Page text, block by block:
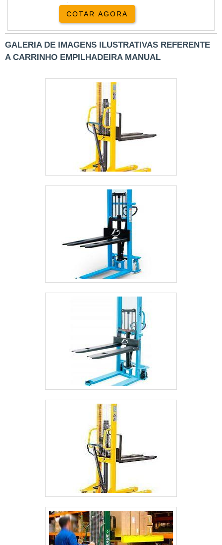
de atuação.É importante lembrar que o
produto deve ser adquirido com empresas
especializadas. Esse tipo de cuidado
ajuda a garantir a qualidade e
durabilidade dos materiais, além de evitar
de peças defeituosas. Assim, é possível
poupar gastos desnecessários. MAIS
DETALHES SOBRE AS PEÇAS PARA
TRANSPALETEIRASSe alguém quer
achar peças para transpaleteiras em uma
empresa altamente qualificada, acha a L3
Rodas. Na organização, é possível
encontrar peças de reposição para
sempre a qualidade final para a
fidelização do cliente.Ainda focando em
peças para transpaleteiras, sempre deve-
se buscar uma empresa que tenha
produtos e serviços com ótima qualidade
e proteção, pontos importantes que ficam
de fora no planejamento de empresas que
visam apenas o lucro, deixando a desejar
nos outros fatores.Existem muitas formas
diferentes de demonstrar conhecimento e
autoridade em uma área de atuação. Os
motivos pelos quais a L3 Rodas é a melhor
escolha quando precisar de peças para
transpaleteiras: Comprometida com os
serviços; Responsável; Altamente
qualificada; Inovadora; Segura. A
MELHOR EMPRESA DO
SEGMENTOSomente na L3 Rodas é
possível encontrar o que há de melhor em
peças para transpaleteiras. É possível
encontrar itens variados com tecnologia
de ponta, como rodas de nylon e kit
vedação.É comprometida com os serviços
e segura, qualificações construídas por
focar suas ações no resultado final, tendo
realizadas as atividades e equipamentos
de última geração. Tudo isso, unido a um
time de colaboradores proativos e
COTAR AGORA
GALERIA DE IMAGENS ILUSTRATIVAS REFERENTE
A CARRINHO EMPILHADEIRA MANUAL